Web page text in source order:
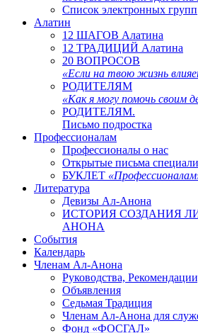
Список электронных групп
Алатин
12 ШАГОВ Алатина
12 ТРАДИЦИЙ Алатина
20 ВОПРОСОВ
«Если на твою жизнь
РОДИТЕЛЯМ
«Как я могу помочь своим
РОДИТЕЛЯМ.
Письмо подростка
Профессионалам
Профессионалы о нас
Открытые письма
БУКЛЕТ
Литература
Девизы Ал-Анона
ИСТОРИЯ СОЗДАНИЯ
АНОНА
События
Календарь
Членам Ал-Анона
Руководства,
Объявления
Седьмая Традиция
Членам Ал-Анона для
Фонд «ФОСГАЛ»